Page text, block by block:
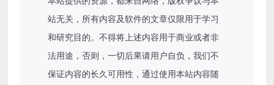
站无关，所有内容及软件的文章仅限用于学习
和研究目的。不得将上述内容用于商业或者非
法用途，否则，一切后果请用户自负，我们不
保证内容的长久可用性，通过使用本站内容随